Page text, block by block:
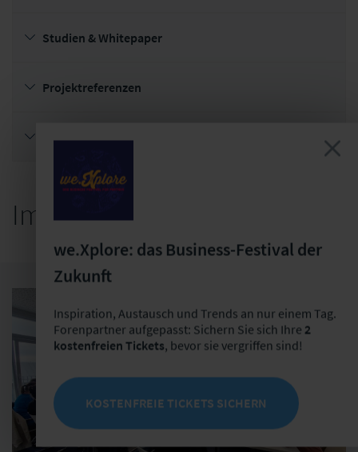
Studien & Whitepaper
Projektreferenzen
Fachliche Leitung der Veranstaltungen
Impressionen
we.Xplore: das Business-Festival der
Zukunft
Inspiration, Austausch und Trends an nur einem Tag.
Forenpartner aufgepasst: Sichern Sie sich Ihre 2
kostenfreien Tickets, bevor sie vergriffen sind!
KOSTENFREIE TICKETS SICHERN